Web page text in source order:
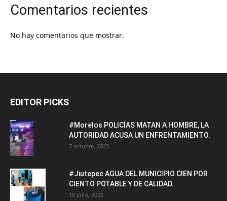
Comentarios recientes
No hay comentarios que mostrar.
EDITOR PICKS
#Morelos POLICÍAS MATAN A HOMBRE, LA
AUTORIDAD ACUSA UN ENFRENTAMIENTO.
7 octubre, 2025
#Jiutepec AGUA DEL MUNICIPIO CIEN POR
CIENTO POTABLE Y DE CALIDAD.
10 julio, 2025